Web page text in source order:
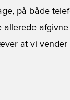
på både
allerede
at vi vender